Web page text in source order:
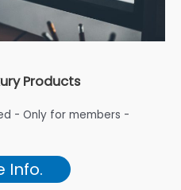
Products
- Only for members -
Info.